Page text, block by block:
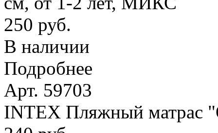
250 руб.
В наличии
Подробнее
Арт. 59703
INTEX Пляжный